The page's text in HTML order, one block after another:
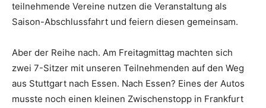
teilnehmende Vereine nutzen die Veranstaltung als
Saison-Abschlussfahrt und feiern diesen gemeinsam.
Aber der Reihe nach. Am Freitagmittag machten sich
zwei 7-Sitzer mit unseren Teilnehmenden auf den Weg
aus Stuttgart nach Essen. Nach Essen? Eines der Autos
musste noch einen kleinen Zwischenstopp in Frankfurt